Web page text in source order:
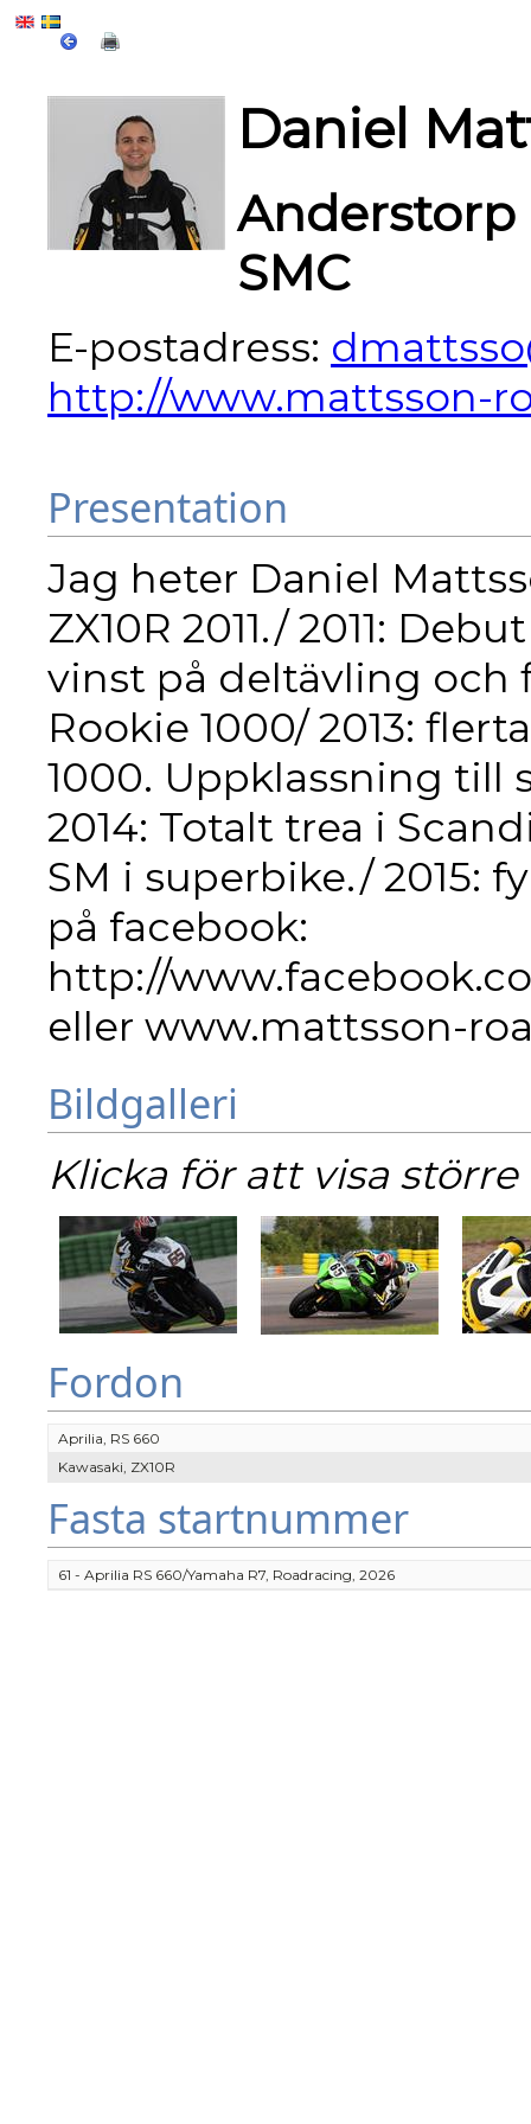
Daniel
Anderstorp
SMC
E-postadress:
http://www.mattsson-
Presentation
Jag heter Daniel
ZX10R 2011./ 2011:
vinst på deltävling och
Rookie 1000/ 2013:
1000. Uppklassning till
2014: Totalt trea i
SM i superbike./ 2015:
på facebook:
http://
eller www.mattsson-
Bildgalleri
Klicka för att visa
Fordon
Aprilia, RS 660
Kawasaki, ZX10R
Fasta startnummer
61 - Aprilia RS 660/Yamaha R7, Roadracing, 2026